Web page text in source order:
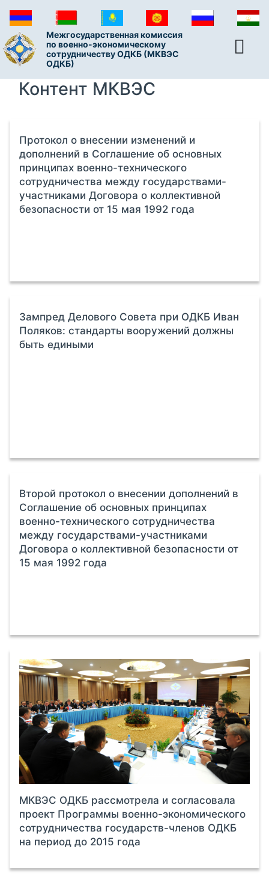
Межгосударственная комиссия
по военно-экономическому
сотрудничеству ОДКБ (МКВЭС
ОДКБ)
Контент МКВЭС
Протокол о внесении изменений и
дополнений в Соглашение об основных
принципах военно-технического
сотрудничества между государствами-
участниками Договора о коллективной
безопасности от 15 мая 1992 года
Зампред Делового Совета при ОДКБ Иван
Поляков: стандарты вооружений должны
быть едиными
Второй протокол о внесении дополнений в
Соглашение об основных принципах
военно-технического сотрудничества
между государствами-участниками
Договора о коллективной безопасности от
15 мая 1992 года
МКВЭС ОДКБ рассмотрела и согласовала
проект Программы военно-экономического
сотрудничества государств-членов ОДКБ
на период до 2015 года